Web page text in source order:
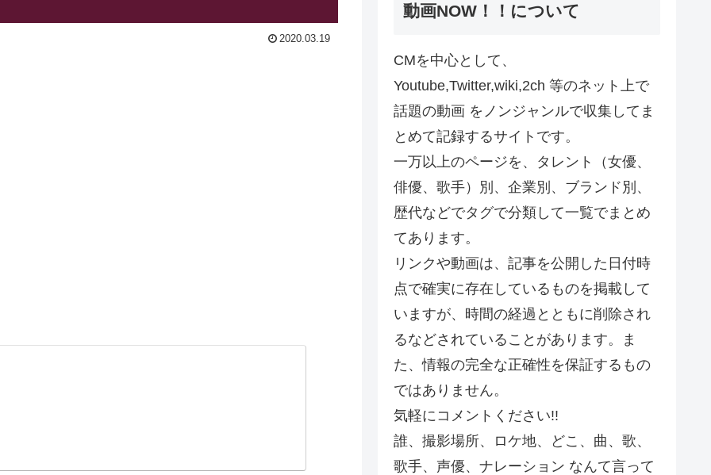
2020.03.19
動画NOW！！について
CMを中心として、
Youtube,Twitter,wiki,2ch 等のネット上で
話題の動画 をノンジャンルで収集してま
とめて記録するサイトです。
一万以上のページを、タレント（女優、
俳優、歌手）別、企業別、ブランド別、
歴代などでタグで分類して一覧でまとめ
てあります。
リンクや動画は、記事を公開した日付時
点で確実に存在しているものを掲載して
いますが、時間の経過とともに削除され
るなどされていることがあります。ま
た、情報の完全な正確性を保証するもの
ではありません。
気軽にコメントください!!
誰、撮影場所、ロケ地、どこ、曲、歌、
歌手、声優、ナレーション なんて言って